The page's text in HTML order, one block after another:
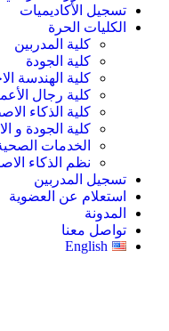
تسجيل الأكاديميات
الكليات الحرة
كلية المدربين
كلية الجودة
كلية الهندسة
كلية رجال
كلية الذكاء
كلية الجودة و
الخدمات
نظم الذكاء
تسجيل المدربين
استعلام عن العضوية
المدونة
تواصل معنا
English